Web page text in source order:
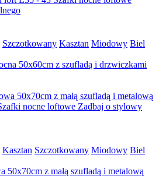
Szczotkowany Kasztan Miodowy Biel
50x60cm z szufladą i drzwiczkami
Kasztan Szczotkowany Miodowy Biel
50x70cm z małą szufladą i metalową